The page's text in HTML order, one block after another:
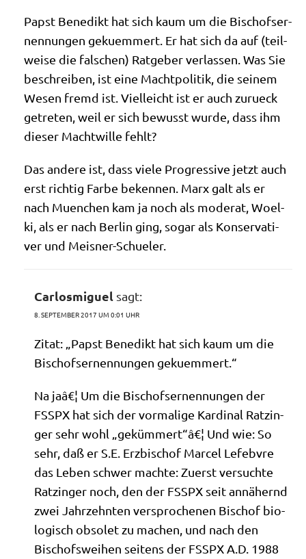
Papst Bene­dikt hat sich kaum um die Bischofs­er­
nen­nun­gen gekuem­mert. Er hat sich da auf (teil­
wei­se die fal­schen) Rat­ge­ber ver­las­sen. Was Sie
beschrei­ben, ist eine Macht­po­li­tik, die sei­nem
Wesen fremd ist. Viel­leicht ist er auch zurueck
getre­ten, weil er sich bewusst wur­de, dass ihm
die­ser Macht­wil­le fehlt?
Das ande­re ist, dass vie­le Pro­gres­si­ve jetzt auch
erst rich­tig Far­be beken­nen. Marx galt als er
nach Muen­chen kam ja noch als mode­rat, Woel­
ki, als er nach Ber­lin ging, sogar als Kon­ser­va­ti­
ver und Meisner-Schueler.
Carlosmiguel sagt:
8. SEPTEMBER 2017 UM 0:01 UHR
Zitat: „Papst Bene­dikt hat sich kaum um die
Bischofs­er­nen­nun­gen gekuemmert.“
Na jaâ€¦ Um die Bischofs­er­nen­nun­gen der
FSSPX hat sich der vor­ma­li­ge Kar­di­nal Ratz­in­
ger sehr wohl „gekümmert“â€¦ Und wie: So
sehr, daß er S.E. Erz­bi­schof Mar­cel Lefeb­v­re
das Leben schwer mach­te: Zuerst ver­such­te
Ratz­in­ger noch, den der FSSPX seit annä­hernd
zwei Jahr­zehn­ten ver­spro­che­nen Bischof bio­
lo­gisch obso­let zu machen, und nach den
Bischofs­wei­hen sei­tens der FSSPX A.D. 1988